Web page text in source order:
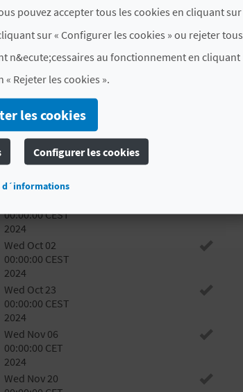
Wed Jul 24
00:00:00 CEST
Wed Aug 07
00:00:00 CEST
2024
Wed Aug 21
2024
Wed Sep 04
00:00:00 CEST
2024
00:00:00 CEST
2024
Wed Oct 02
00:00:00 CEST
2024
Wed Oct 23
00:00:00 CEST
2024
Wed Nov 06
00:00:00 CET
2024
Wed Nov 20
pouvez accepter tous les cookies en cliquant sur
sur « Configurer les cookies » ou rejeter tous
n&ecute;cessaires au fonctionnement en cliquant
Rejeter les cookies ».
les cookies
Configurer les cookies
d´informations